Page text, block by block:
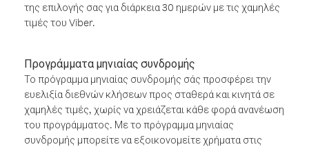
της επιλογής σας για διάρκεια 30 ημερών με τις χαμηλές
τιμές του Viber.
Προγράμματα μηνιαίας συνδρομής
Το πρόγραμμα μηνιαίας συνδρομής σάς προσφέρει την
ευελιξία διεθνών κλήσεων προς σταθερά και κινητά σε
χαμηλές τιμές, χωρίς να χρειάζεται κάθε φορά ανανέωση
του προγράμματος. Με το πρόγραμμα μηνιαίας
συνδρομής μπορείτε να εξοικονομείτε χρήματα στις